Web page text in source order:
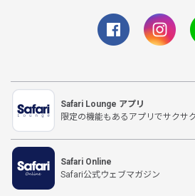
Safari Lounge アプリ
限定の機能もあるアプリでサクサ
Safari Online
Safari公式ウェブマガジン